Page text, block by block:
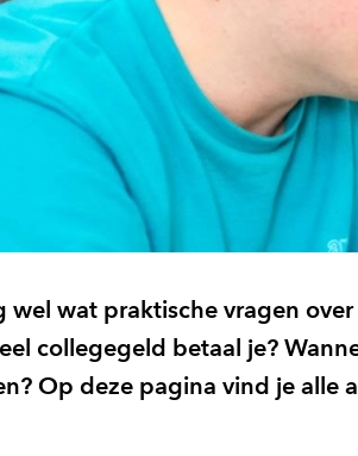
wel wat praktische vragen
collegegeld betaal je?
Op deze pagina vind je alle